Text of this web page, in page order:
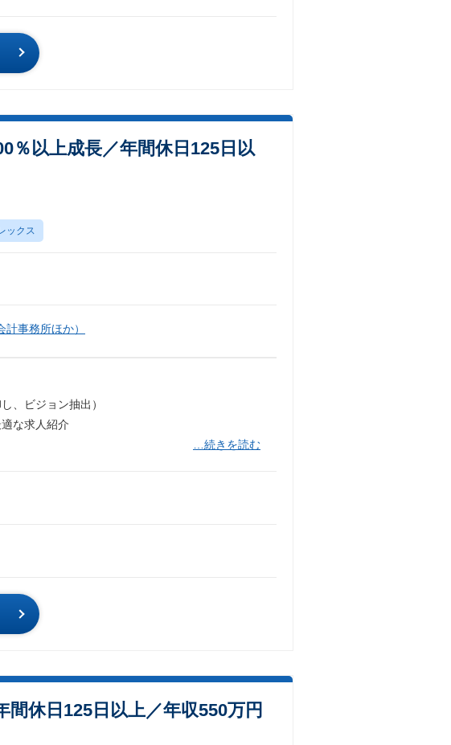
以上成長／年間休日125日以
ックス
事務所ほか）
、ビジョン抽出）
な求人紹介
…続きを読む
休日125日以上／年収550万円